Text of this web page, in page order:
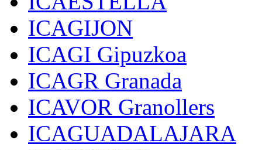
ICAGIJON
ICAGI Gipuzkoa
ICAGR Granada
ICAVOR Granollers
ICAGUADALAJARA